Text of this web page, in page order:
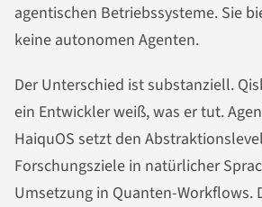
agentischen Betriebssysteme. Sie
keine autonomen Agenten.
Der Unterschied ist substanziell.
ein Entwickler weiß, was er tut.
HaiquOS setzt den
Forschungsziele in natürlicher
Umsetzung in Quanten-Workflows.